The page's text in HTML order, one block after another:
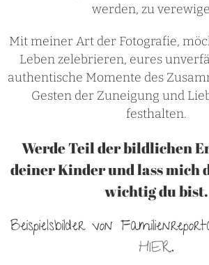
werden, zu
Mit meiner Art der Fotografie,
Leben zelebrieren, eures
authentische Momente des
Gesten der Zuneigung und
festhalten.
Werde Teil der bildlichen
deiner Kinder und lass mich
wichtig du bist.
Beispielsbilder von
HIER.